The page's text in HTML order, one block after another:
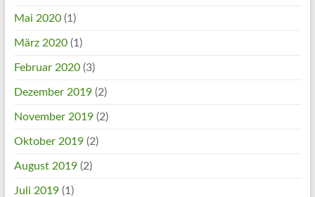
Mai 2020(1)
März 2020(1)
Februar 2020(3)
Dezember 2019(2)
November 2019(2)
Oktober 2019(2)
August 2019(2)
Juli 2019(1)